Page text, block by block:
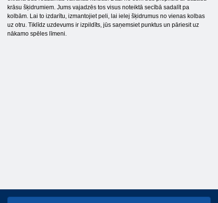
krāsu šķidrumiem. Jums vajadzēs tos visus noteiktā secībā sadalīt pa
kolbām. Lai to izdarītu, izmantojiet peli, lai ielej šķidrumus no vienas kolbas
uz otru. Tiklīdz uzdevums ir izpildīts, jūs saņemsiet punktus un pāriesit uz
nākamo spēles līmeni.